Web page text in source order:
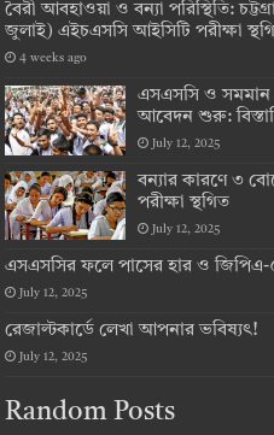
বৈরী আবহাওয়া ও বন্যা পরিস্থিতি:
জুলাই) এইচএসসি আইসিটি পরীক্ষা
4 weeks ago
এসএসসি ও সমমান
আবেদন শুরু:
July 12, 2025
বন্যার কারণে ৩
পরীক্ষা স্থগিত
July 12, 2025
এসএসসির ফলে পাসের হার ও
July 12, 2025
রেজাল্টকার্ডে লেখা আপনার ভবিষ্যৎ!
July 12, 2025
Random Posts